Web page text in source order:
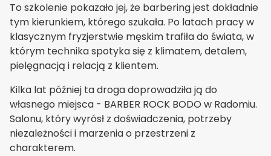
To szkolenie pokazało jej, że barbering jest dokładnie
tym kierunkiem, którego szukała. Po latach pracy w
klasycznym fryzjerstwie męskim trafiła do świata, w
którym technika spotyka się z klimatem, detalem,
pielęgnacją i relacją z klientem.
Kilka lat później ta droga doprowadziła ją do
własnego miejsca - BARBER ROCK BODO w Radomiu.
Salonu, który wyrósł z doświadczenia, potrzeby
niezależności i marzenia o przestrzeni z
charakterem.